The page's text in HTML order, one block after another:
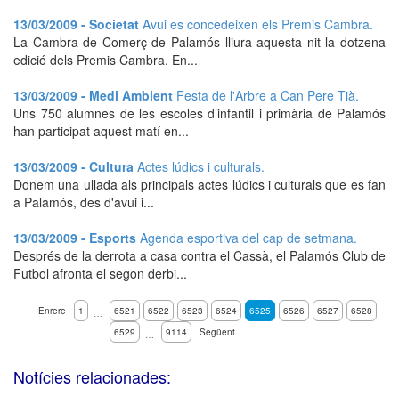
13/03/2009 - Societat Avui es concedeixen els Premis Cambra.
La Cambra de Comerç de Palamós lliura aquesta nit la dotzena
edició dels Premis Cambra. En...
13/03/2009 - Medi Ambient Festa de l'Arbre a Can Pere Tià.
Uns 750 alumnes de les escoles d’infantil i primària de Palamós
han participat aquest matí en...
13/03/2009 - Cultura Actes lúdics i culturals.
Donem una ullada als principals actes lúdics i culturals que es fan
a Palamós, des d'avui i...
13/03/2009 - Esports Agenda esportiva del cap de setmana.
Després de la derrota a casa contra el Cassà, el Palamós Club de
Futbol afronta el segon derbi...
Enrere 1 … 6521 6522 6523 6524 6525 6526 6527
6528
6529
… 9114 Següent
Notícies relacionades: